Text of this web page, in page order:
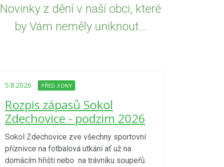
Novinky z dění v naší obci, které
by Vám neměly uniknout...
5.8.2026 PŘED 3 DNY
Rozpis zápasů Sokol
Zdechovice - podzim 2026
Sokol Zdechovice zve všechny sportovní
příznivce na fotbalová utkání ať už na
domácím hřišti nebo na trávníku soupeřů.